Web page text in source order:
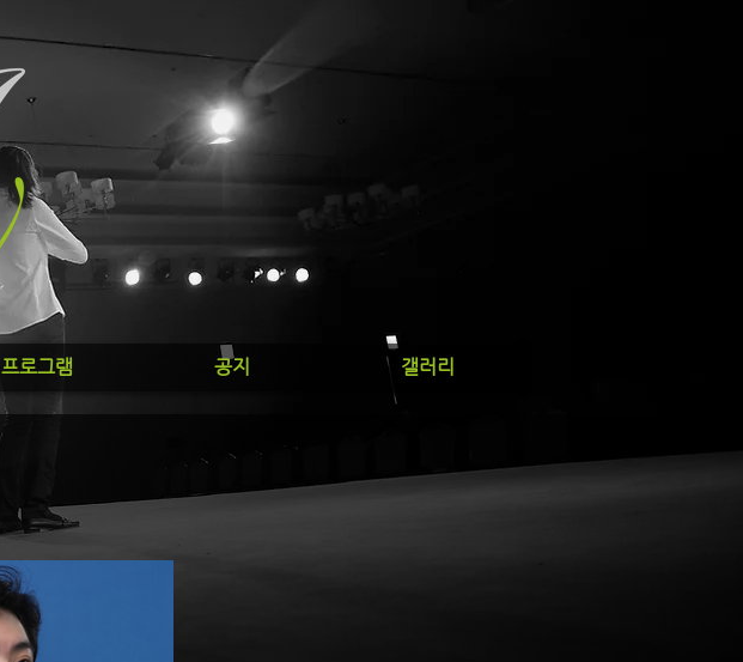
프로그램 공지 갤러리